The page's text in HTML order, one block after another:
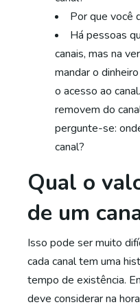
Por que você
Há pessoas
canais, mas na
mandar o
o acesso ao
removem do
pergunte-se:
canal?
Qual o
de um
Isso pode ser muito
cada canal tem uma
tempo de existência.
deve considerar na